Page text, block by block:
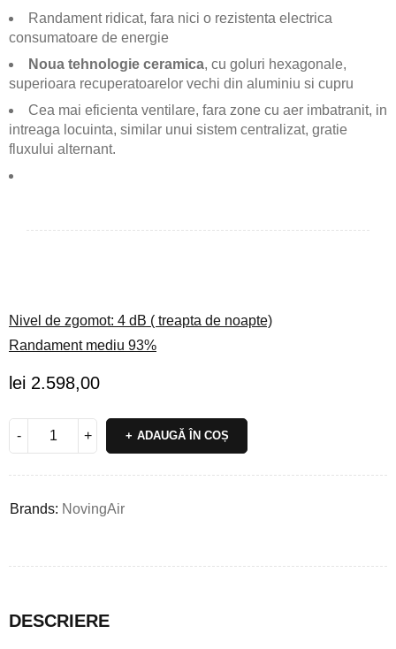
Randament ridicat, fara nici o rezistenta electrica
consumatoare de energie
Noua tehnologie ceramica, cu goluri hexagonale,
superioara recuperatoarelor vechi din aluminiu si cupru
Cea mai eficienta ventilare, fara zone cu aer imbatranit, in
intreaga locuinta, similar unui sistem centralizat, gratie
fluxului alternant.
Nivel de zgomot: 4 dB ( treapta de noapte)
Randament mediu 93%
lei 2.598,00
ADAUGĂ ÎN COȘ
Brands: NovingAir
DESCRIERE